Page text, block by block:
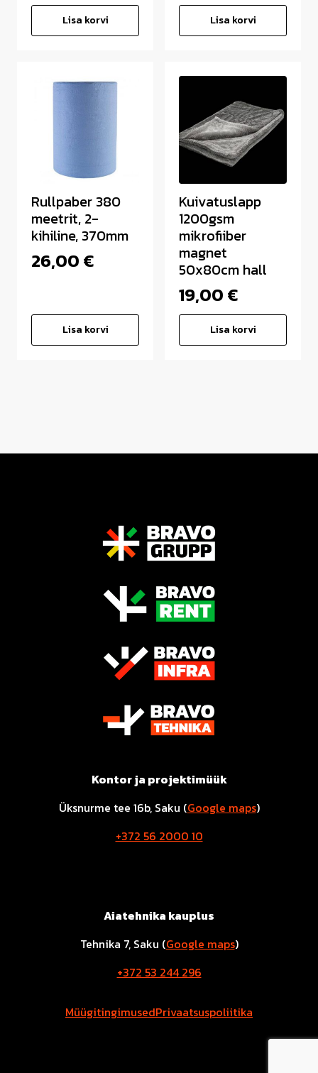
Lisa korvi Lisa korvi
Rullpaber 380
meetrit, 2-
kihiline, 370mm
26,00€
Lisa korvi
Kuivatuslapp
1200gsm
mikrofiiber
magnet
50x80cm hall
19,00€
Lisa korvi
Kontor ja projektimüük
Üksnurme tee 16b, Saku (Google maps)
+372 56 2000 10
Aiatehnika kauplus
Tehnika 7, Saku (Google maps)
+372 53 244 296
MüügitingimusedPrivaatsuspoliitika